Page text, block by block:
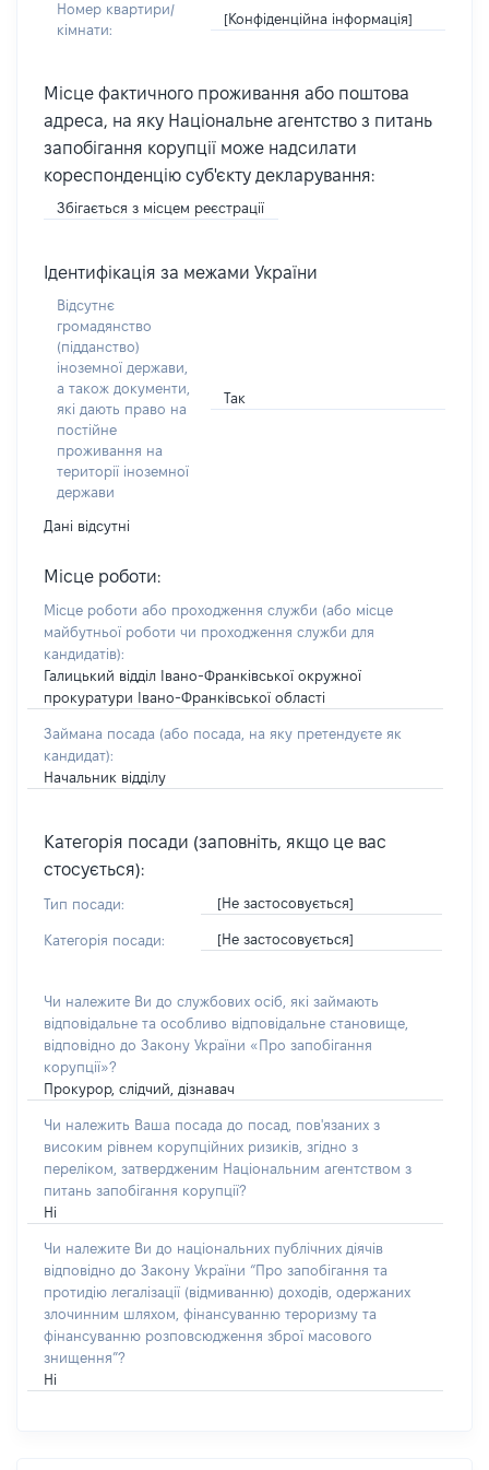
Номер квартири/
кімнати:
[Конфіденційна інформація]
Місце фактичного проживання або поштова
адреса, на яку Національне агентство з питань
запобігання корупції може надсилати
кореспонденцію суб'єкту декларування:
Збігається з місцем реєстрації
Ідентифікація за межами України
Відсутнє
громадянство
(підданство)
іноземної держави,
а також документи,
які дають право на
постійне
проживання на
території іноземної
держави
Так
Дані відсутні
Місце роботи:
Місце роботи або проходження служби (або місце
майбутньої роботи чи проходження служби для
кандидатів):
Галицький відділ Івано-Франківської окружної
прокуратури Івано-Франківської області
Займана посада (або посада, на яку претендуєте як
кандидат):
Начальник відділу
Категорія посади (заповніть, якщо це вас
стосується):
Тип посади: [Не застосовується]
Категорія посади: [Не застосовується]
Чи належите Ви до службових осіб, які займають
відповідальне та особливо відповідальне становище,
відповідно до Закону України «Про запобігання
корупції»?
Прокурор, слідчий, дізнавач
Чи належить Ваша посада до посад, пов'язаних з
високим рівнем корупційних ризиків, згідно з
переліком, затвердженим Національним агентством з
питань запобігання корупції?
Ні
Чи належите Ви до національних публічних діячів
відповідно до Закону України “Про запобігання та
протидію легалізації (відмиванню) доходів, одержаних
злочинним шляхом, фінансуванню тероризму та
фінансуванню розповсюдження зброї масового
знищення”?
Ні